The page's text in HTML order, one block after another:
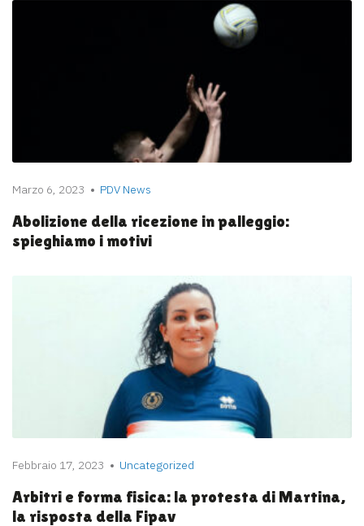
Marzo 6, 2023 PDV News
Abolizione della ricezione in palleggio:
spieghiamo i motivi
Febbraio 17, 2023 Uncategorized
Arbitri e forma fisica: la protesta di Martina,
la risposta della Fipav